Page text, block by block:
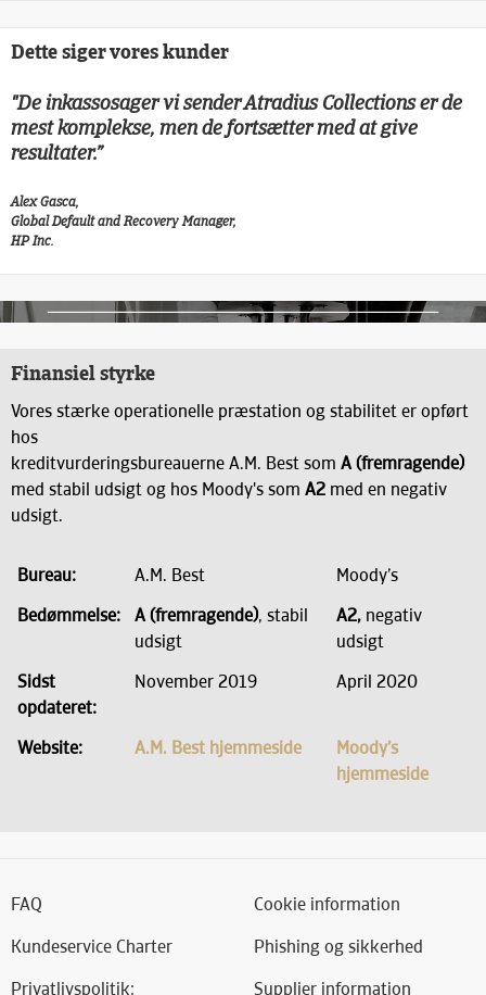
Dette siger vores kunder
"De inkassosager vi sender Atradius Collections er de
mest komplekse, men de fortsætter med at give
resultater.”
Alex Gasca,
Global Default and Recovery Manager,
HP Inc.
Finansiel styrke
Vores stærke operationelle præstation og stabilitet er opført
hos
kreditvurderingsbureauerne A.M. Best som A (fremragende)
med stabil udsigt og hos Moody's som A2 med en negativ
udsigt.
Bureau: A.M. Best
Moody’s
Bedømmelse:
A(fremragende), stabil
udsigt
A2, negativ
udsigt
Sidst
opdateret:
November 2019 April 2020
Website: A.M. Best hjemmeside
Moody’s
hjemmeside
FAQ
Kundeservice Charter
Privatlivspolitik:
Cookie information
Phishing og sikkerhed
Supplier information